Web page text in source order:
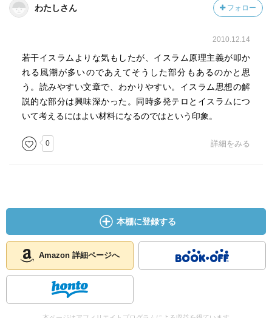
わたしさん フォロー
2010.12.14
若干イスラムよりな気もしたが、イスラム原理主義が叩か
れる風潮が多いのであえてそうした部分もあるのかと思
う。読みやすい文章で、わかりやすい。イスラム思想の解
説的な部分は興味深かった。同時多発テロとイスラムにつ
いて考えるにはよい材料になるのではという印象。
0 詳細をみる
本棚に登録する
Amazon 詳細ページへ